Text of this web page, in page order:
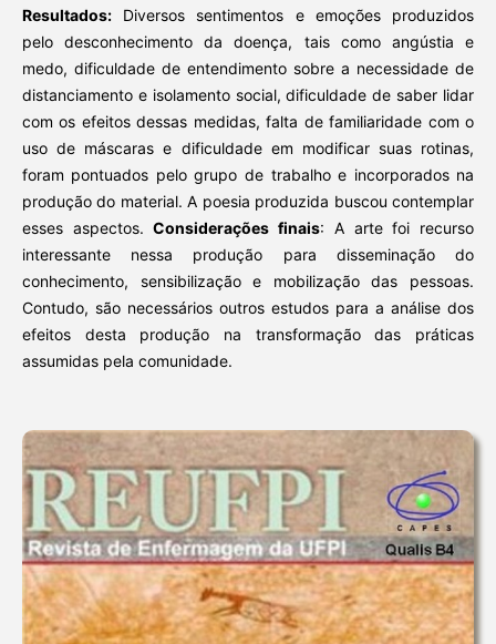
Resultados:Diversos sentimentos e emoções produzidos
pelo desconhecimento da doença, tais como angústia e
medo, dificuldade de entendimento sobre a necessidade de
distanciamento e isolamento social, dificuldade de saber lidar
com os efeitos dessas medidas, falta de familiaridade com o
uso de máscaras e dificuldade em modificar suas rotinas,
foram pontuados pelo grupo de trabalho e incorporados na
produção do material. A poesia produzida buscou contemplar
esses aspectos.Considerações finais: A arte foi recurso
interessante nessa produção para disseminação do
conhecimento, sensibilização e mobilização das pessoas.
Contudo, são necessários outros estudos para a análise dos
efeitos desta produção na transformação das práticas
assumidas pela comunidade.